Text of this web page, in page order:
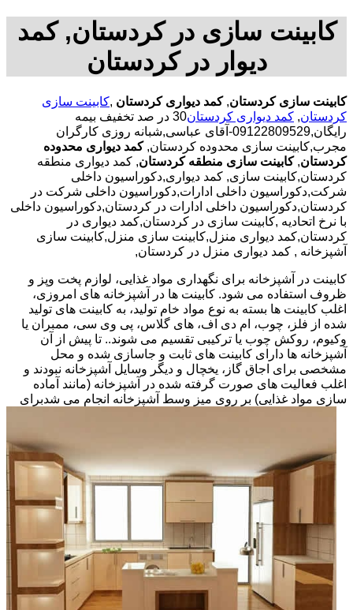
کابینت سازی در کردستان, کمد
دیوار در کردستان
کابینت سازی کردستان,کمد دیواری کردستان ,کابینت سازی
کردستان, کمد دیواری کردستان
30 در صد تخفیف بیمه
رایگان,09122809529-آقای عباسی,شبانه روزی کارگران
مجرب,کابینت سازی محدوده کردستان,کمد دیواری محدوده
کردستان, کابینت سازی منطقه کردستان, کمد دیواری منطقه
کردستان,کابینت سازی, کمد دیواری,دکوراسیون داخلی
شرکت,دکوراسیون داخلی ادارات,دکوراسیون داخلی شرکت در
کردستان,دکوراسیون داخلی ادارات در کردستان,دکوراسیون داخلی
با نرخ اتحادیه ,کابینت سازی در کردستان,کمد دیواری در
کردستان,کمد دیواری منزل,کابینت سازی منزل,کابینت سازی
آشپزخانه , کمد دیواری منزل در کردستان,
کابینت در آشپزخانه برای نگهداری مواد غذایی، لوازم پخت وپز و
ظروف استفاده می شود. کابینت ها در آشپزخانه های امروزی،
اغلب کابینت ها بسته به نوع مواد خام تولید، به کابینت های تولید
شده از فلز، چوب، ام دی اف، های گلاس، پی وی سی، ممبران یا
وکیوم، روکش چوب یا ترکیبی تقسیم می شوند.. تا پیش از آن
آشپزخانه ها دارای کابینت های ثابت و جاسازی شده و محل
مشخصی برای اجاق گاز، یخچال و دیگر وسایل آشپزخانه نبودند و
اغلب فعالیت های صورت گرفته شده در آشپزخانه (مانند آماده
سازی مواد غذایی) بر روی میز وسط آشپزخانه انجام می شدبرای